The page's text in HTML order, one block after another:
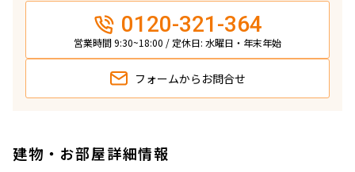
0120-321-364
営業時間 9:30~18:00 / 定休日: 水曜日・年末年始
フォームから お問合せ
建物・お部屋詳細情報